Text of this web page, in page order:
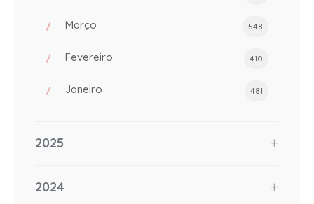
Março 548
Fevereiro 410
Janeiro 481
2025
2024